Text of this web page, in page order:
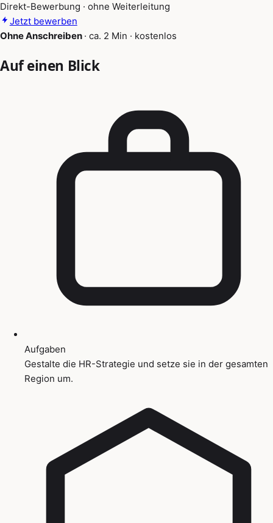
Direkt-Bewerbung · ohne Weiterleitung
Jetzt bewerben
Ohne Anschreiben · ca. 2 Min · kostenlos
Auf einen Blick
Aufgaben
Gestalte die HR-Strategie und setze sie in der gesamten
Region um.